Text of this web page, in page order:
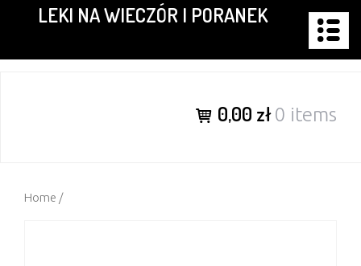
content
LEKI NA WIECZÓR I PORANEK
0,00 zł0 items
Home /